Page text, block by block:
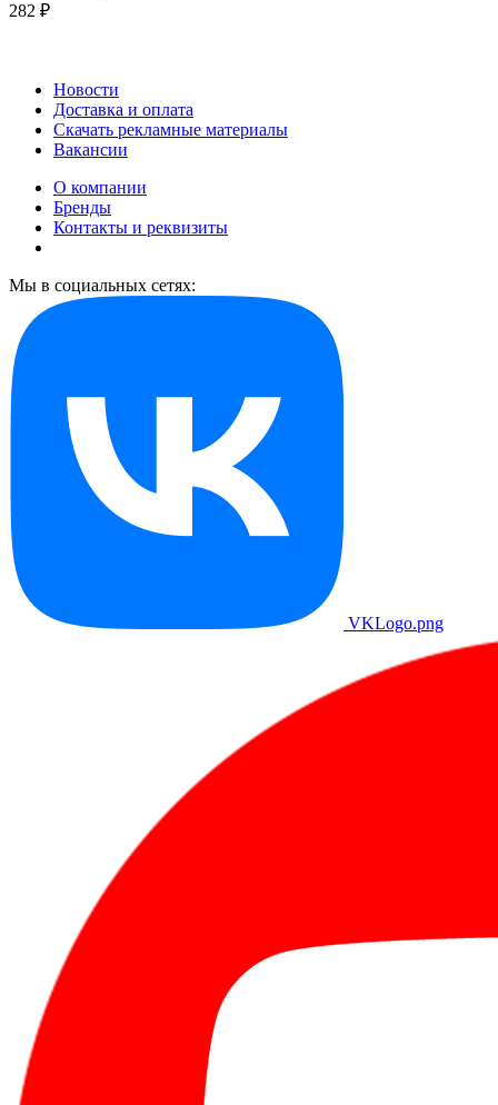
282 ₽
Новости
Доставка и оплата
Скачать рекламные материалы
Вакансии
О компании
Бренды
Контакты и реквизиты
Мы в социальных сетях:
VKLogo.png